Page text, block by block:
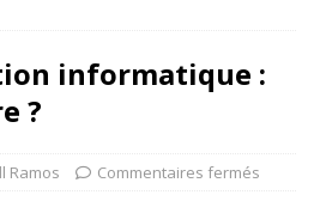
informatique :
?
Ramos Commentaires fermés